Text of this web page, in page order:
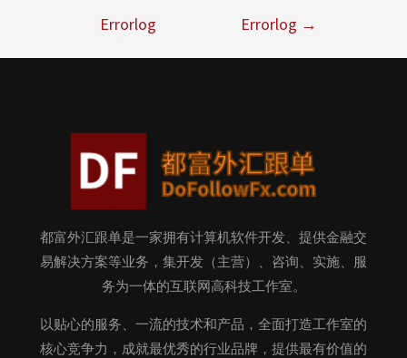
Errorlog
Errorlog →
都富外汇跟单是一家拥有计算机软件开发、提供金融交
易解决方案等业务，集开发（主营）、咨询、实施、服
务为一体的互联网高科技工作室。
以贴心的服务、一流的技术和产品，全面打造工作室的
核心竞争力，成就最优秀的行业品牌，提供最有价值的